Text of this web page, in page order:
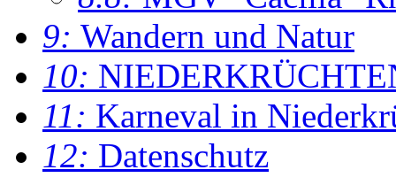
9: Wandern und Natur
10:
11: Karneval in
12: Datenschutz